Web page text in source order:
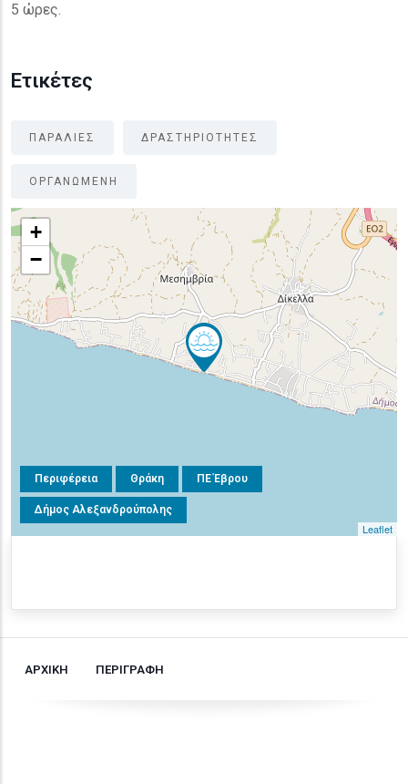
5 ώρες.
Ετικέτες
ΠΑΡΑΛΙΕΣ ΔΡΑΣΤΗΡΙΟΤΗΤΕΣ
ΟΡΓΑΝΩΜΕΝΗ
Περιφέρεια Θράκη ΠΕ Έβρου
Δήμος Αλεξανδρούπολης
+
−
Leaflet
ΑΡΧΙΚΗ ΠΕΡΙΓΡΑΦΗ